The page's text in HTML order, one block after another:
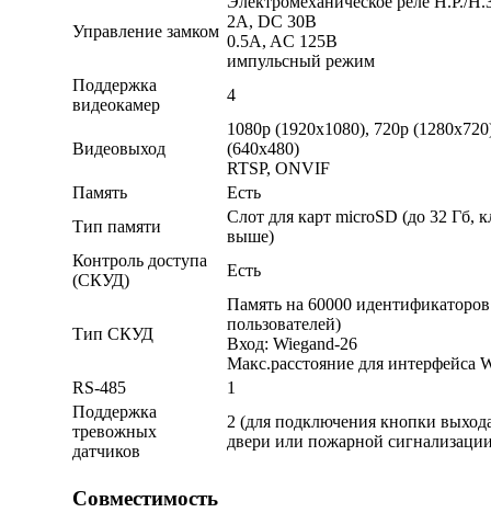
Управление замком
2A, DC 30В
0.5A, AC 125В
импульсный режим
Поддержка
видеокамер
4
Видеовыход
1080p (1920х1080), 720p
(640x480)
RTSP, ONVIF
Память
Есть
Тип памяти
Слот для карт microSD (до 32 Гб,
выше)
Контроль доступа
(СКУД)
Есть
Тип СКУД
Память на 60000
пользователей)
Вход: Wiegand-26
Макс.расстояние для интерфейса
RS-485
1
Поддержка
тревожных
датчиков
2 (для подключения кнопки
двери или пожарной
Совместимость